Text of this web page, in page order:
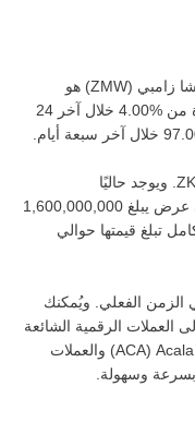
زامبي (‏
ZMW) هو
من ‏
خلال آخر 24
خلال آخر سبعة أيام.
. ويوجد حاليًا
عرض يبلغ
تبلغ قيمتها حوالي
الزمن الفعلي. ويُمكنك
العملات الرقمية الشائعة
Acala
(‏
ACA) والعملات
وسهولة.